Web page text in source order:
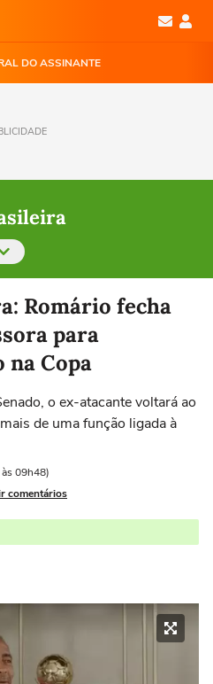
DO ASSINANTE
notícias
Romário fecha
para
Copa
o ex-atacante voltará ao
de uma função ligada à
09h48)
comentários